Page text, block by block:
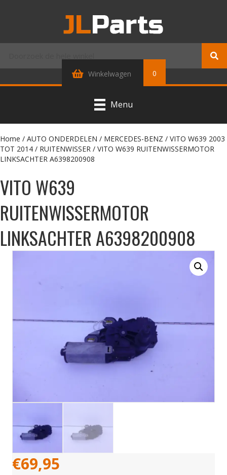
Winkelwagen 0
Menu
Home / AUTO ONDERDELEN / MERCEDES-BENZ / VITO W639 2003
TOT 2014 / RUITENWISSER / VITO W639 RUITENWISSERMOTOR
LINKSACHTER A6398200908
VITO W639
RUITENWISSERMOTOR
LINKSACHTER A6398200908
€69,95